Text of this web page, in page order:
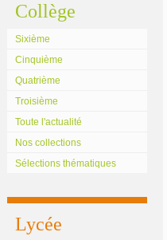
Collège
Sixième
Cinquième
Quatrième
Troisième
Toute l'actualité
Nos collections
Sélections thématiques
Lycée